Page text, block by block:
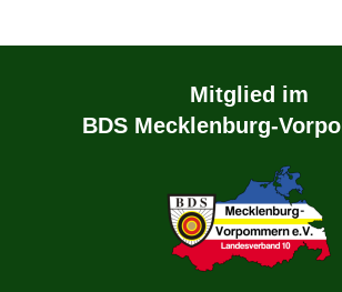
Mitglied im
BDS Mecklenburg-